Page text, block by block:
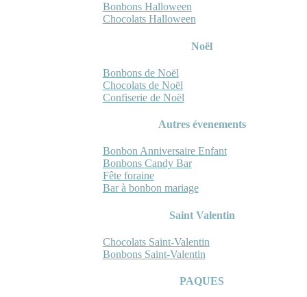
Bonbons Halloween
Chocolats Halloween
Noël
Bonbons de Noël
Chocolats de Noël
Confiserie de Noël
Autres évenements
Bonbon Anniversaire Enfant
Bonbons Candy Bar
Fête foraine
Bar à bonbon mariage
Saint Valentin
Chocolats Saint-Valentin
Bonbons Saint-Valentin
PAQUES